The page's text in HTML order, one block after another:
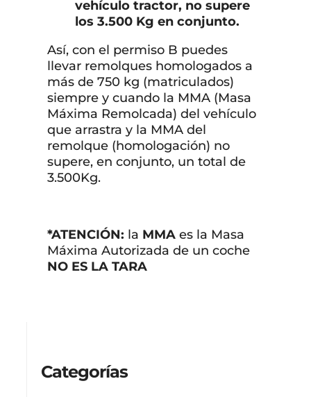
vehículo tractor, no supere
los 3.500 Kg en conjunto.
Así, con el permiso B puedes
llevar remolques homologados a
más de 750 kg (matriculados)
siempre y cuando la MMA (Masa
Máxima Remolcada) del vehículo
que arrastra y la MMA del
remolque (homologación) no
supere, en conjunto, un total de
3.500Kg.
*ATENCIÓN: la MMA es la Masa
Máxima Autorizada de un coche
NO ES LA TARA
Categorías